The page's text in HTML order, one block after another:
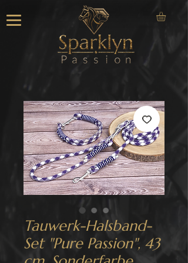
Tauwerk-Halsband-
Set "Pure Passion", 43